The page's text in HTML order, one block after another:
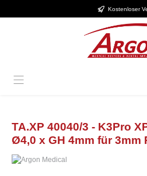
Kostenloser
TA.XP 40040/3 - K3Pro
Ø4,0 x GH 4mm für 3mm